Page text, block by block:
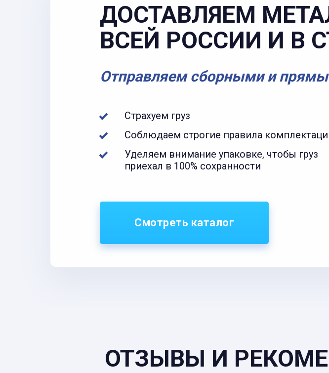
ДОСТАВЛЯЕМ
ВСЕЙ РОССИИ И В
Отправляем сборными и
Страхуем груз
Соблюдаем строгие правила
Уделяем внимание упаковке, чтобы груз
приехал в 100% сохранности
Смотреть каталог
ОТЗЫВЫ И